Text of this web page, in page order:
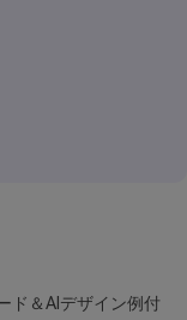
ド＆AIデザイン例付